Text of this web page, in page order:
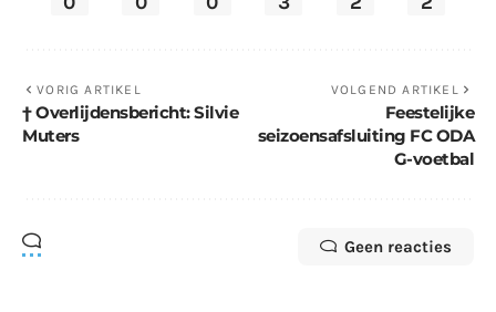
VORIG ARTIKEL
† Overlijdensbericht: Silvie
Muters
VOLGEND ARTIKEL
Feestelijke
seizoensafsluiting FC ODA
G-voetbal
Geen reacties